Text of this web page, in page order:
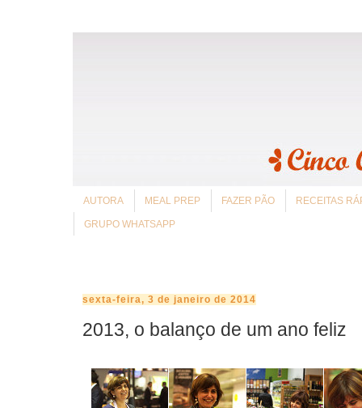
AUTORA MEAL PREP FAZER PÃO RECEITAS
GRUPO WHATSAPP
sexta-feira, 3 de janeiro de 2014
2013, o balanço de um ano feliz